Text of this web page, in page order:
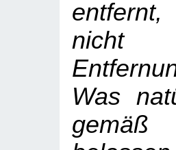
nicht
Was